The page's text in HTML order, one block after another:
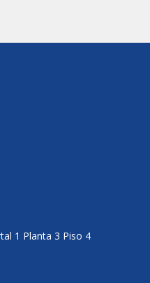
1 Planta 3 Piso 4